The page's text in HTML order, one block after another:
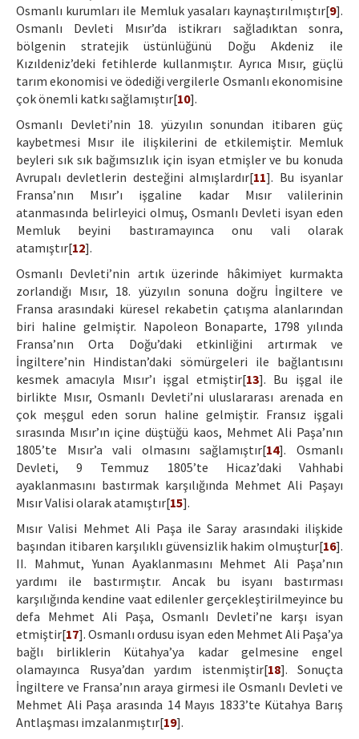
Osmanlı kurumları ile Memluk yasaları kaynaştırılmıştır[9].
Osmanlı Devleti Mısır’da istikrarı sağladıktan sonra,
bölgenin stratejik üstünlüğünü Doğu Akdeniz ile
Kızıldeniz’deki fetihlerde kullanmıştır. Ayrıca Mısır, güçlü
tarım ekonomisi ve ödediği vergilerle Osmanlı ekonomisine
çok önemli katkı sağlamıştır[10].
Osmanlı Devleti’nin 18. yüzyılın sonundan itibaren güç
kaybetmesi Mısır ile ilişkilerini de etkilemiştir. Memluk
beyleri sık sık bağımsızlık için isyan etmişler ve bu konuda
Avrupalı devletlerin desteğini almışlardır[11]. Bu isyanlar
Fransa’nın Mısır’ı işgaline kadar Mısır valilerinin
atanmasında belirleyici olmuş, Osmanlı Devleti isyan eden
Memluk beyini bastıramayınca onu vali olarak
atamıştır[12].
Osmanlı Devleti’nin artık üzerinde hâkimiyet kurmakta
zorlandığı Mısır, 18. yüzyılın sonuna doğru İngiltere ve
Fransa arasındaki küresel rekabetin çatışma alanlarından
biri haline gelmiştir. Napoleon Bonaparte, 1798 yılında
Fransa’nın Orta Doğu’daki etkinliğini artırmak ve
İngiltere’nin Hindistan’daki sömürgeleri ile bağlantısını
kesmek amacıyla Mısır’ı işgal etmiştir[13]. Bu işgal ile
birlikte Mısır, Osmanlı Devleti’ni uluslararası arenada en
çok meşgul eden sorun haline gelmiştir. Fransız işgali
sırasında Mısır’ın içine düştüğü kaos, Mehmet Ali Paşa’nın
1805’te Mısır’a vali olmasını sağlamıştır[14]. Osmanlı
Devleti, 9 Temmuz 1805’te Hicaz’daki Vahhabi
ayaklanmasını bastırmak karşılığında Mehmet Ali Paşayı
Mısır Valisi olarak atamıştır[15].
Mısır Valisi Mehmet Ali Paşa ile Saray arasındaki ilişkide
başından itibaren karşılıklı güvensizlik hakim olmuştur[16].
II. Mahmut, Yunan Ayaklanmasını Mehmet Ali Paşa’nın
yardımı ile bastırmıştır. Ancak bu isyanı bastırması
karşılığında kendine vaat edilenler gerçekleştirilmeyince bu
defa Mehmet Ali Paşa, Osmanlı Devleti’ne karşı isyan
etmiştir[17]. Osmanlı ordusu isyan eden Mehmet Ali Paşa’ya
bağlı birliklerin Kütahya’ya kadar gelmesine engel
olamayınca Rusya’dan yardım istenmiştir[18]. Sonuçta
İngiltere ve Fransa’nın araya girmesi ile Osmanlı Devleti ve
Mehmet Ali Paşa arasında 14 Mayıs 1833’te Kütahya Barış
Antlaşması imzalanmıştır[19].